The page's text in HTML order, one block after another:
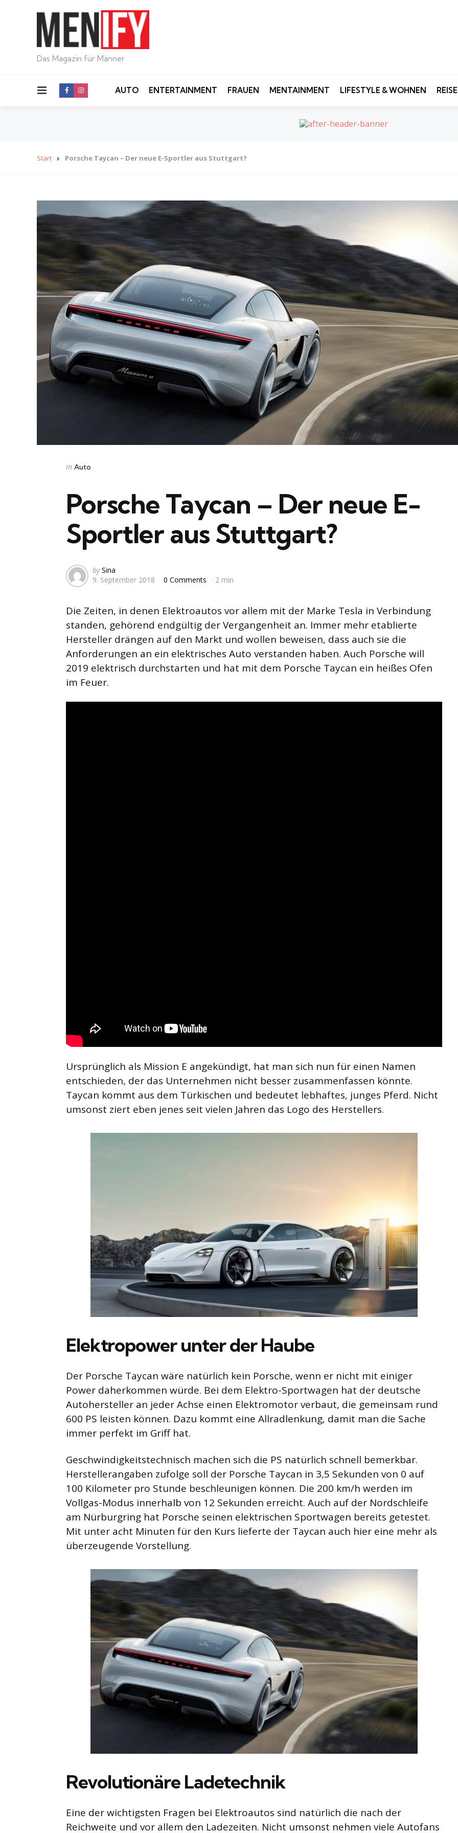
Das Magazin für Männer
Menu AUTO ENTERTAINMENT FRAUEN MENTAINMENT LIFESTYLE & WOHNEN
Start Porsche Taycan – Der neue E-Sportler aus Stuttgart?
Categories
Posted
in Auto
Porsche Taycan – Der neue E-
Sportler aus Stuttgart?
Posted
by
by Sina
9. September 2018
0 Comments 2 min
Die Zeiten, in denen Elektroautos vor allem mit der Marke Tesla in Verbindung
standen, gehörend endgültig der Vergangenheit an. Immer mehr etablierte
Hersteller drängen auf den Markt und wollen beweisen, dass auch sie die
Anforderungen an ein elektrisches Auto verstanden haben. Auch Porsche will
2019 elektrisch durchstarten und hat mit dem Porsche Taycan ein heißes Ofen
im Feuer.
Ursprünglich als Mission E angekündigt, hat man sich nun für einen Namen
entschieden, der das Unternehmen nicht besser zusammenfassen könnte.
Taycan kommt aus dem Türkischen und bedeutet lebhaftes, junges Pferd. Nicht
umsonst ziert eben jenes seit vielen Jahren das Logo des Herstellers.
Elektropower unter der Haube
Der Porsche Taycan wäre natürlich kein Porsche, wenn er nicht mit einiger
Power daherkommen würde. Bei dem Elektro-Sportwagen hat der deutsche
Autohersteller an jeder Achse einen Elektromotor verbaut, die gemeinsam rund
600 PS leisten können. Dazu kommt eine Allradlenkung, damit man die Sache
immer perfekt im Griff hat.
Geschwindigkeitstechnisch machen sich die PS natürlich schnell bemerkbar.
Herstellerangaben zufolge soll der Porsche Taycan in 3,5 Sekunden von 0 auf
100 Kilometer pro Stunde beschleunigen können. Die 200 km/h werden im
Vollgas-Modus innerhalb von 12 Sekunden erreicht. Auch auf der Nordschleife
am Nürburgring hat Porsche seinen elektrischen Sportwagen bereits getestet.
Mit unter acht Minuten für den Kurs lieferte der Taycan auch hier eine mehr als
überzeugende Vorstellung.
Revolutionäre Ladetechnik
Eine der wichtigsten Fragen bei Elektroautos sind natürlich die nach der
Reichweite und vor allem den Ladezeiten. Nicht umsonst nehmen viele Autofans